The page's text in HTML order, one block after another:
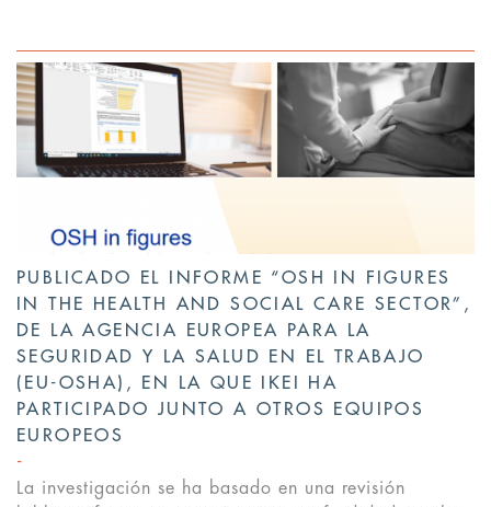
PUBLICADO EL INFORME “OSH IN FIGURES
IN THE HEALTH AND SOCIAL CARE SECTOR”,
DE LA AGENCIA EUROPEA PARA LA
SEGURIDAD Y LA SALUD EN EL TRABAJO
(EU-OSHA), EN LA QUE IKEI HA
PARTICIPADO JUNTO A OTROS EQUIPOS
EUROPEOS
La investigación se ha basado en una revisión